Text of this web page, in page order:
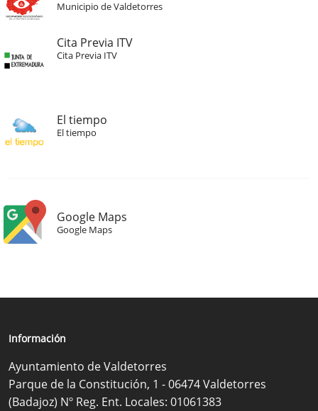
Municipio de Valdetorres
Cita Previa ITV
Cita Previa ITV
El tiempo
El tiempo
Google Maps
Google Maps
Información
Ayuntamiento de Valdetorres
Parque de la Constitución, 1 - 06474 Valdetorres
(Badajoz) Nº Reg. Ent. Locales: 01061383